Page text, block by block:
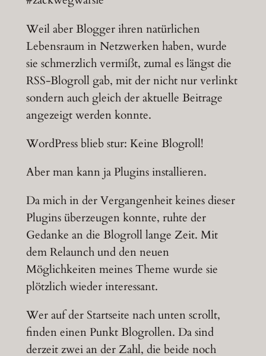
Weil aber Blogger ihren natürlichen
Lebensraum in Netzwerken haben, wurde
sie schmerzlich vermißt, zumal es längst die
RSS-Blogroll gab, mit der nicht nur verlinkt
sondern auch gleich der aktuelle Beitrage
angezeigt werden konnte.
WordPress blieb stur: Keine Blogroll!
Aber man kann ja Plugins installieren.
Da mich in der Vergangenheit keines dieser
Plugins überzeugen konnte, ruhte der
Gedanke an die Blogroll lange Zeit. Mit
dem Relaunch und den neuen
Möglichkeiten meines Theme wurde sie
plötzlich wieder interessant.
Wer auf der Startseite nach unten scrollt,
finden einen Punkt Blogrollen. Da sind
derzeit zwei an der Zahl, die beide noch